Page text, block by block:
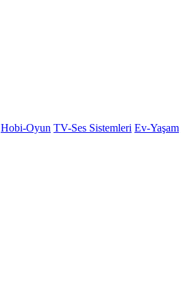
Hobi-Oyun TV-Ses Sistemleri Ev-Yaşam